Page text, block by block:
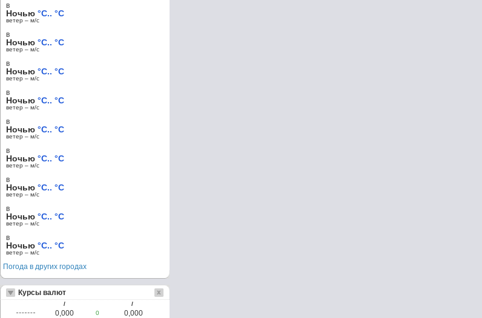
в
Ночью °C.. °C
ветер – м/c
в
Ночью °C.. °C
ветер – м/c
в
Ночью °C.. °C
ветер – м/c
в
Ночью °C.. °C
ветер – м/c
в
Ночью °C.. °C
ветер – м/c
в
Ночью °C.. °C
ветер – м/c
в
Ночью °C.. °C
ветер – м/c
в
Ночью °C.. °C
ветер – м/c
в
Ночью °C.. °C
ветер – м/c
Погода в других городах
Курсы валют
/ /
0,000 0 0,000